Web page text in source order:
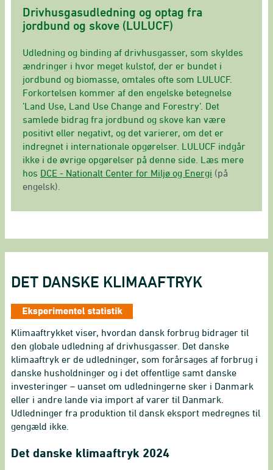
Drivhusgasudledning og optag fra
jordbund og skove (LULUCF)
Udledning og binding af drivhusgasser, som skyldes
ændringer i hvor meget kulstof, der er bundet i
jordbund og biomasse, omtales ofte som LULUCF.
Forkortelsen kommer af den engelske betegnelse
’Land Use, Land Use Change and Forestry’. Det
samlede bidrag fra jordbund og skove kan være
positivt eller negativt, og det varierer, om det er
indregnet i internationale opgørelser. LULUCF indgår
ikke i de øvrige opgørelser på denne side. Læs mere
hos DCE - Nationalt Center for Miljø og Energi (på
engelsk).
DET DANSKE KLIMAAFTRYK
Klimaaftrykket viser, hvordan dansk forbrug bidrager til
den globale udledning af drivhusgasser. Det danske
klimaaftryk er de udledninger, som forårsages af forbrug i
danske husholdninger og i det offentlige samt danske
investeringer – uanset om udledningerne sker i Danmark
eller i andre lande via import af varer til Danmark.
Udledninger fra produktion til dansk eksport medregnes til
gengæld ikke.
Det danske klimaaftryk 2024